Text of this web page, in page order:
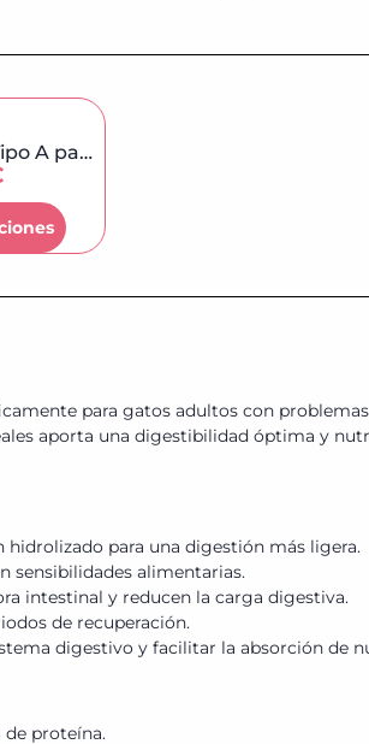
Arnés Turquesa Tipo A para...
para gatos adultos con
aporta una digestibilidad óptima y
para una digestión más ligera.
sensibilidades alimentarias.
intestinal y reducen la carga digestiva.
de recuperación.
digestivo y facilitar la absorción de
de proteína.